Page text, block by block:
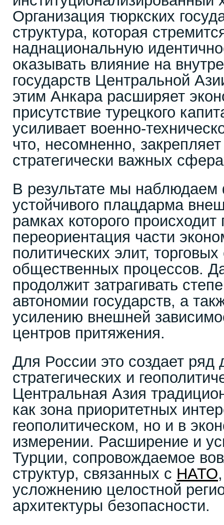
Организация тюркских
структура, которая
наднациональную
оказывать влияние на
государств Центральной
этим Анкара расширяет
присутствие турецкого
усиливает военно-
что, несомненно,
стратегически важных
В результате мы
устойчивого плацдарма
рамках которого происходит
переориентация части
политических элит,
общественных процессов.
продолжит затрагивать
автономии государств, а
усилению внешней
центров притяжения.
Для России это создает ряд
стратегических и
Центральная Азия
как зона приоритетных
геополитическом, но и в
измерении. Расширение и
Турции, сопровождаемое
структур, связанных с НАТО
усложнению целостной
архитектуры безопасности.